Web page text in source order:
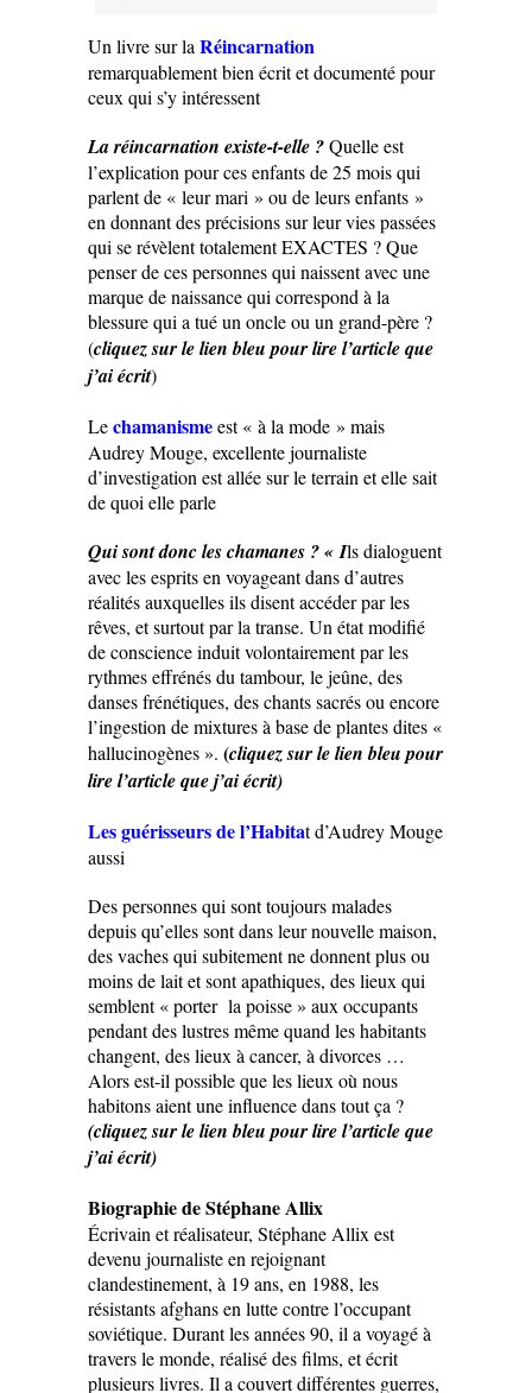
Un livre sur laRéincarnation
remarquablement bien écrit et documenté pour
ceux qui s’y intéressent
La réincarnation existe-t-elle ?Quelle est
l’explication pour ces enfants de 25 mois qui
parlent de « leur mari » ou de leurs enfants »
en donnant des précisions sur leur vies passées
qui se révèlent totalement EXACTES ? Que
penser de ces personnes qui naissent avec une
marque de naissance qui correspond à la
blessure qui a tué un oncle ou un grand-père ?
(cliquez sur le lien bleu pour lire l’article que
j’ai écrit)
Lechamanismeest « à la mode » mais
Audrey Mouge, excellente journaliste
d’investigation est allée sur le terrain et elle sait
de quoi elle parle
Qui sont donc les chamanes ? « Ils dialoguent
avec les esprits en voyageant dans d’autres
réalités auxquelles ils disent accéder par les
rêves, et surtout par la transe. Un état modifié
de conscience induit volontairement par les
rythmes effrénés du tambour, le jeûne, des
danses frénétiques, des chants sacrés ou encore
l’ingestion de mixtures à base de plantes dites «
hallucinogènes ». (cliquez sur le lien bleu pour
lire l’article que j’ai écrit)
Les guérisseurs de l’Habitat d’Audrey Mouge
aussi
Des personnes qui sont toujours malades
depuis qu’elles sont dans leur nouvelle maison,
des vaches qui subitement ne donnent plus ou
moins de lait et sont apathiques, des lieux qui
semblent « porter la poisse » aux occupants
pendant des lustres même quand les habitants
changent, des lieux à cancer, à divorces …
Alors est-il possible que les lieux où nous
habitons aient une influence dans tout ça ?
(cliquez sur le lien bleu pour lire l’article que
j’ai écrit)
Biographie de Stéphane Allix
Écrivain et réalisateur, Stéphane Allix est
devenu journaliste en rejoignant
clandestinement, à 19 ans, en 1988, les
résistants afghans en lutte contre l’occupant
soviétique. Durant les années 90, il a voyagé à
travers le monde, réalisé des films, et écrit
plusieurs livres. Il a couvert différentes guerres,